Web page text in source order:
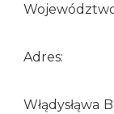
Adres:
Włądysłąwa